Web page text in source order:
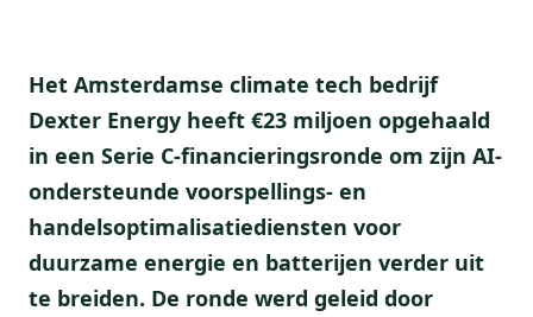
Het Amsterdamse climate tech bedrijf
Dexter Energy heeft €23 miljoen opgehaald
in een Serie C-financieringsronde om zijn AI-
ondersteunde voorspellings- en
handelsoptimalisatiediensten voor
duurzame energie en batterijen verder uit
te breiden. De ronde werd geleid door